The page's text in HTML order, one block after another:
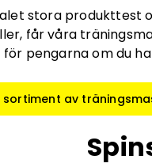
stora produkttest
får våra
pengarna om du
av